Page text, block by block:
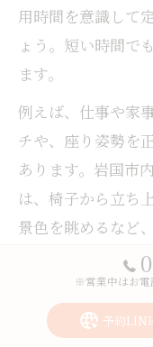
用時間を意識して
ょう。短い時間で
ます。
例えば、仕事や家
チや、座り姿勢を
あります。岩国市
は、椅子から立ち
景色を眺めるなど
「時間がない」と
や呼吸法でも十分
※営業中はお電
予約